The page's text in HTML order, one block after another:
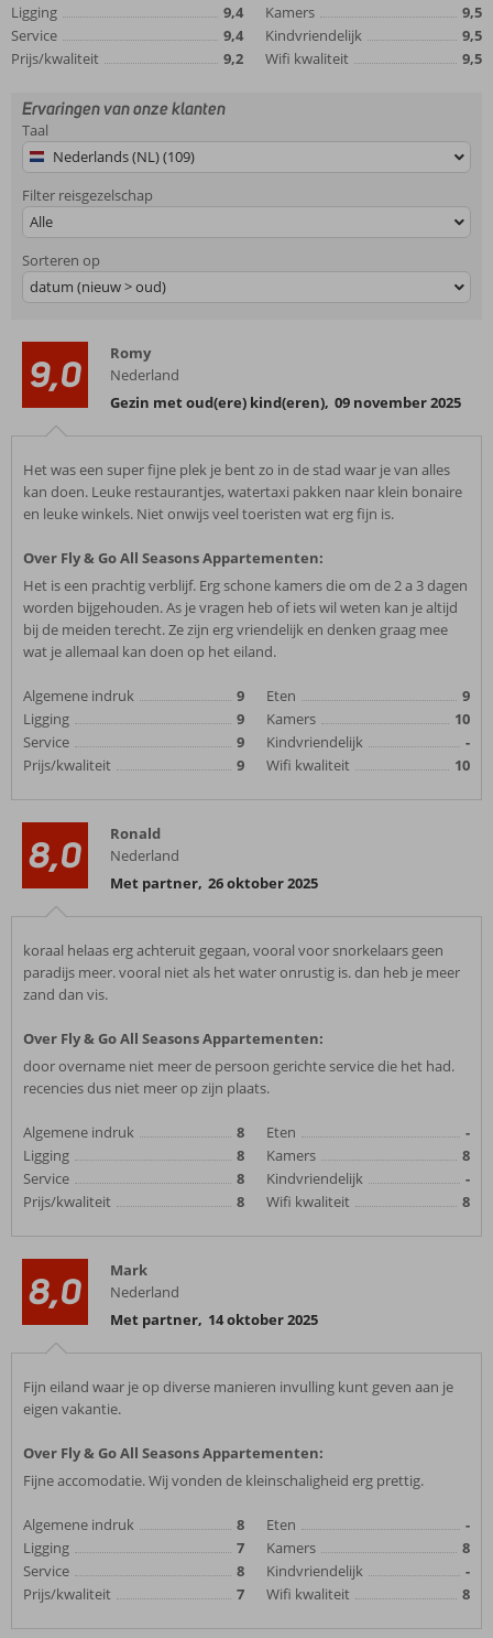
Ligging
9,4
Service
9,4
Prijs/kwaliteit
9,2
Kamers
9,5
Kindvriendelijk
9,5
Wifi kwaliteit
9,5
Ervaringen van onze klanten
Taal
Nederlands (NL) (109)
Filter reisgezelschap
Alle
Sorteren op
datum (nieuw > oud)
9,0
Romy
Nederland
Gezin met oud(ere) kind(eren), 09 november 2025
Het was een super fijne plek je bent zo in de stad waar je van alles
kan doen. Leuke restaurantjes, watertaxi pakken naar klein bonaire
en leuke winkels. Niet onwijs veel toeristen wat erg fijn is.
Over Fly & Go All Seasons Appartementen:
Het is een prachtig verblijf. Erg schone kamers die om de 2 a 3 dagen
worden bijgehouden. As je vragen heb of iets wil weten kan je altijd
bij de meiden terecht. Ze zijn erg vriendelijk en denken graag mee
wat je allemaal kan doen op het eiland.
Algemene indruk
9
Ligging
9
Service
9
Prijs/kwaliteit
9
Eten
9
Kamers
10
Kindvriendelijk
-
Wifi kwaliteit
10
8,0
Ronald
Nederland
Met partner, 26 oktober 2025
koraal helaas erg achteruit gegaan, vooral voor snorkelaars geen
paradijs meer. vooral niet als het water onrustig is. dan heb je meer
zand dan vis.
Over Fly & Go All Seasons Appartementen:
door overname niet meer de persoon gerichte service die het had.
recencies dus niet meer op zijn plaats.
Algemene indruk
8
Ligging
8
Service
8
Prijs/kwaliteit
8
Eten
-
Kamers
8
Kindvriendelijk
-
Wifi kwaliteit
8
8,0
Mark
Nederland
Met partner, 14 oktober 2025
Fijn eiland waar je op diverse manieren invulling kunt geven aan je
eigen vakantie.
Over Fly & Go All Seasons Appartementen:
Fijne accomodatie. Wij vonden de kleinschaligheid erg prettig.
Algemene indruk
8
Ligging
7
Service
8
Prijs/kwaliteit
7
Eten
-
Kamers
8
Kindvriendelijk
-
Wifi kwaliteit
8